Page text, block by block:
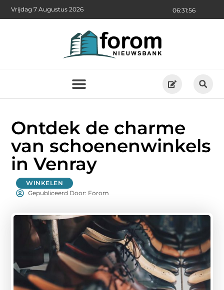
06:31:58
Vrijdag 7 Augustus 2026
Ontdek de charme
van schoenenwinkels
in Venray
WINKELEN
Gepubliceerd Door: Forom